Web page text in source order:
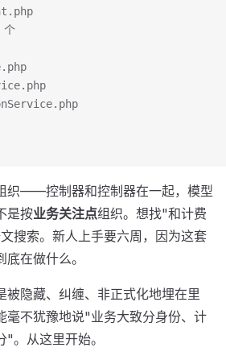
织——控制器和控制器在一起，模型
是按业务关注点组织。想找"和计费
搜索。新人上手要六周，因为这套
在做什么。
被隐藏、纠缠、非正式化地埋在里
毫不犹豫地说"业务大致分身份、计
。从这里开始。